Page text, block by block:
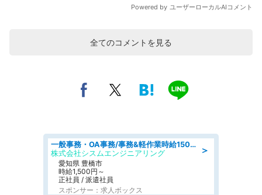
全てのコメントを見る
＞
一般事務・OA事務/事務&軽作業時給1500円土日祝休み各種社保完備
株式会社シスムエンジニアリング
愛知県 豊橋市
時給1,500円～
正社員 / 派遣社員
スポンサー：求人ボックス